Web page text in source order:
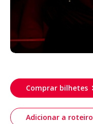
Comprar bilhetes
Adicionar a roteiro